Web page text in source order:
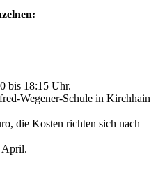
bis 18:15 Uhr.
Wegener-Schule in Kirchhain
die Kosten richten sich nach
April.